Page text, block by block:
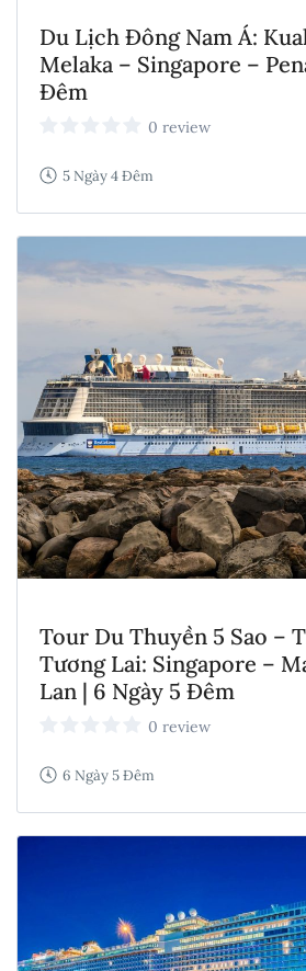
Du Lịch Đông Nam Á:
Melaka – Singapore –
Đêm
0 review
5 Ngày 4 Đêm
Tour Du Thuyền 5 Sao –
Tương Lai: Singapore –
Lan | 6 Ngày 5 Đêm
0 review
6 Ngày 5 Đêm